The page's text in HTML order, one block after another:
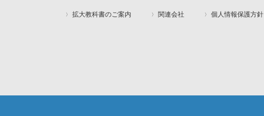
拡大教科書のご案内 関連会社 個人情報保護方針